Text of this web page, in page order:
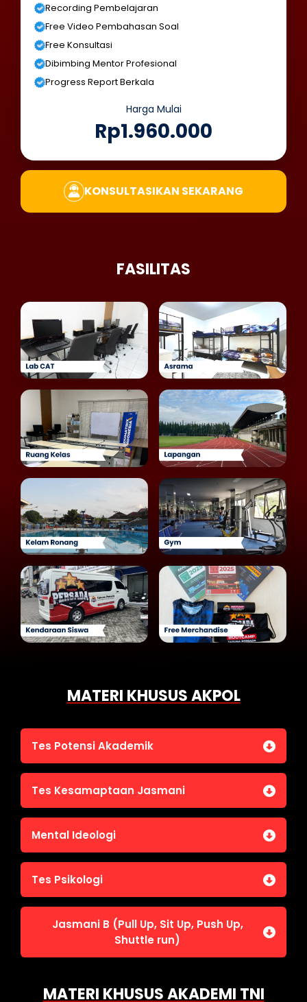
Recording Pembelajaran
Free Video Pembahasan Soal
Free Konsultasi
Dibimbing Mentor Profesional
Progress Report Berkala
Harga Mulai
Rp1.960.000
KONSULTASIKAN SEKARANG
FASILITAS
MATERI KHUSUS AKPOL
Tes Potensi Akademik
Bahasa Indonesia
Penalaran Numerik
Pengetahuan Umum (termasuk UU Kepolisian)
Tes Wawasan Kebangsaan
Tes Kesamaptaan Jasmani
Jasmani A (Lari 12 menit)
Mental Ideologi
Mental Ideologi
Tes Psikologi
Tes Kecerdasan
Tes Kecermatan
Tes Kepribadian
Jasmani B (Pull Up, Sit Up, Push Up,
Shuttle run)
MATERI KHUSUS AKADEMI TNI